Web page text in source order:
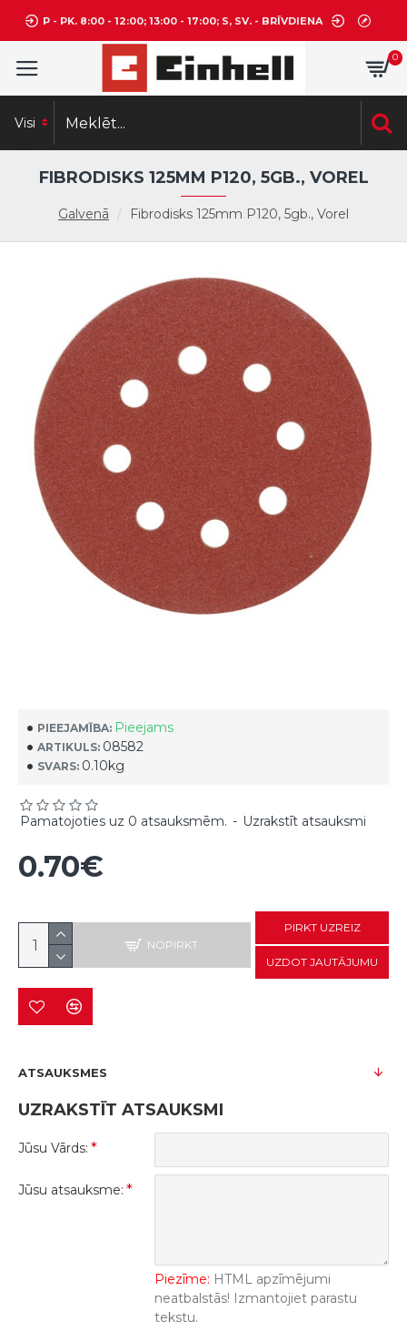
P - PK. 8:00 - 12:00; 13:00 - 17:00; S, SV. - BRĪVDIENA
0
Visi
Galvenā Fibrodisks 125mm P120, 5gb., Vorel
FIBRODISKS 125MM P120, 5GB., VOREL
PIEEJAMĪBA: Pieejams
ARTIKULS: 08582
SVARS: 0.10kg
Pamatojoties uz 0 atsauksmēm. - Uzrakstīt atsauksmi
0.70€
NOPIRKT
PIRKT UZREIZ
UZDOT JAUTĀJUMU
ATSAUKSMES
UZRAKSTĪT ATSAUKSMI
Jūsu Vārds:
Jūsu atsauksme:
Piezīme: HTML apzīmējumi
neatbalstās! Izmantojiet parastu
tekstu.